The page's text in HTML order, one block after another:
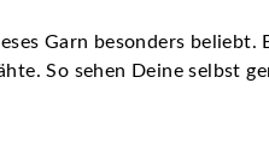
Garn besonders beliebt.
So sehen Deine selbst